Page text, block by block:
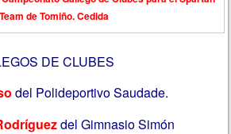
Team de Tomiño. Cedida
DE CLUBES
del Polideportivo Saudade.
del Gimnasio Simón